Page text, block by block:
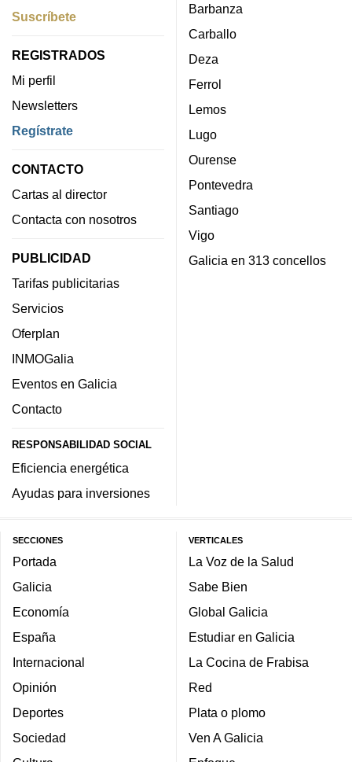
Suscríbete
REGISTRADOS
Mi perfil
Newsletters
Regístrate
CONTACTO
Cartas al director
Contacta con nosotros
PUBLICIDAD
Tarifas publicitarias
Servicios
Oferplan
INMOGalia
Eventos en Galicia
Contacto
RESPONSABILIDAD SOCIAL
Eficiencia energética
Ayudas para inversiones
Barbanza
Carballo
Deza
Ferrol
Lemos
Lugo
Ourense
Pontevedra
Santiago
Vigo
Galicia en 313 concellos
SECCIONES
Portada
Galicia
Economía
España
Internacional
Opinión
Deportes
Sociedad
VERTICALES
La Voz de la Salud
Sabe Bien
Global Galicia
Estudiar en Galicia
La Cocina de Frabisa
Red
Plata o plomo
Ven A Galicia